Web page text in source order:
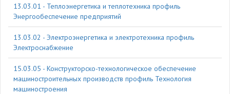
13.03.01 - Теплоэнергетика и теплотехника профиль
Энергообеспечение предприятий
13.03.02 - Электроэнергетика и электротехника профиль
Электроснабжение
15.03.05 - Конструкторско-технологическое обеспечение
машиностроительных производств профиль Технология
машиностроения